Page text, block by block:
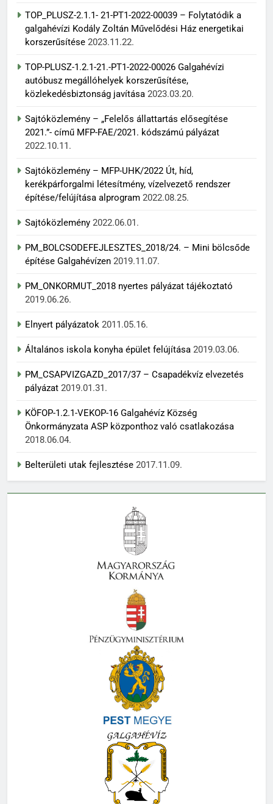
TOP_PLUSZ-2.1.1- 21-PT1-2022-00039 – Folytatódik a
galgahévízi Kodály Zoltán Művelődési Ház energetikai
korszerűsítése 2023.11.22.
TOP-PLUSZ-1.2.1-21.-PT1-2022-00026 Galgahévízi
autóbusz megállóhelyek korszerűsítése,
közlekedésbiztonság javítása 2023.03.20.
Sajtóközlemény – „Felelős állattartás elősegítése
2021.”- című MFP-FAE/2021. kódszámú pályázat
2022.10.11.
Sajtóközlemény – MFP-UHK/2022 Út, híd,
kerékpárforgalmi létesítmény, vízelvezető rendszer
építése/felújítása alprogram 2022.08.25.
Sajtóközlemény 2022.06.01.
PM_BOLCSODEFEJLESZTES_2018/24. – Mini bölcsőde
építése Galgahévízen 2019.11.07.
PM_ONKORMUT_2018 nyertes pályázat tájékoztató
2019.06.26.
Elnyert pályázatok 2011.05.16.
Általános iskola konyha épület felújítása 2019.03.06.
PM_CSAPVIZGAZD_2017/37 – Csapadékvíz elvezetés
pályázat 2019.01.31.
KÖFOP-1.2.1-VEKOP-16 Galgahévíz Község
Önkormányzata ASP központhoz való csatlakozása
2018.06.04.
Belterületi utak fejlesztése 2017.11.09.